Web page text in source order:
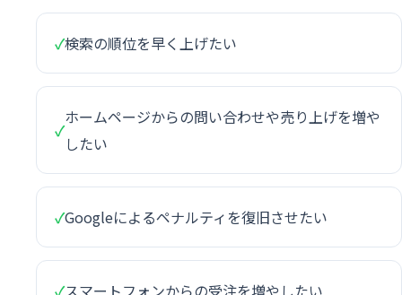
✓検索の順位を早く上げたい
✓
ホームページからの問い合わせや売り上げを増や
したい
✓Googleによるペナルティを復旧させたい
✓スマートフォンからの受注を増やしたい